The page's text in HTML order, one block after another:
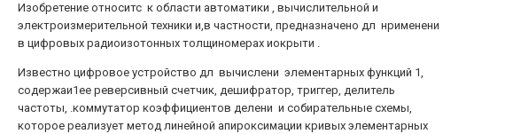
Изобретение относитс к области автоматики , вычислительной и
электроизмерительной техники и,в частности, предназначено дл нрименени
в цифровых радиоизотонных толщиномерах иокрыти .
Известно цифровое устройство дл вычислени элементарных функций 1,
содержаи1ее реверсивный счетчик, дешифратор, триггер, делитель
частоты, .коммутатор коэффициентов делени и собирательные схемы,
которое реализует метод линейной апироксимации кривых элементарных